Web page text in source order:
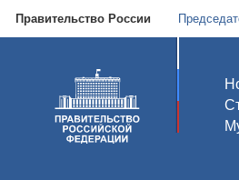
Правительство России